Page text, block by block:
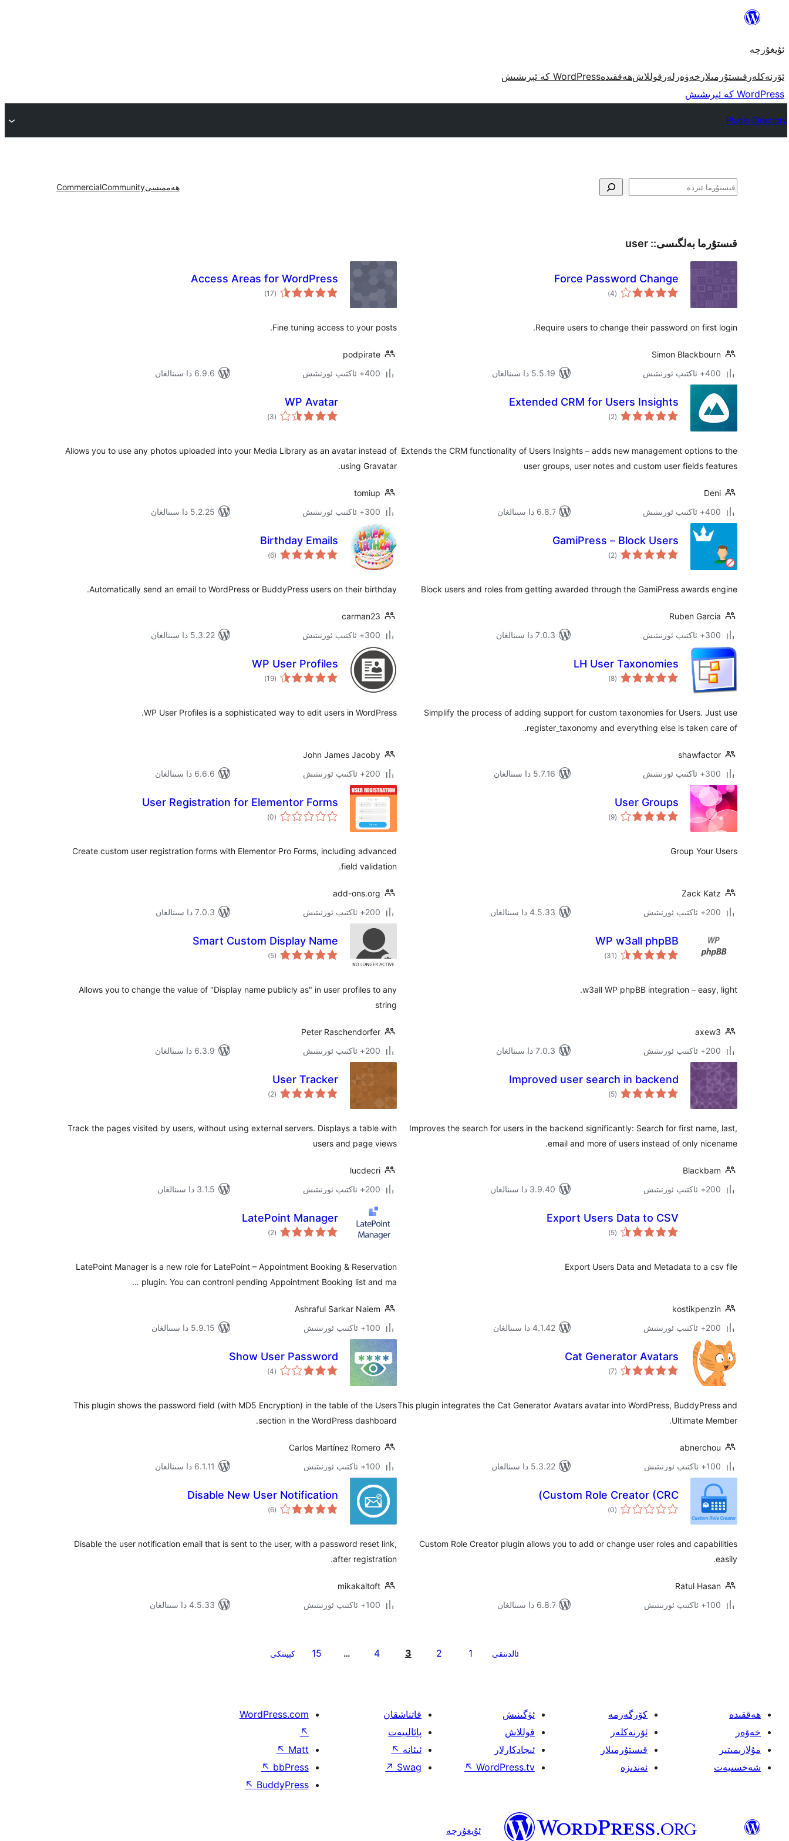
مەزمۇنغا
ئۇيغۇرچە
ئۆرنەكلەر قىستۇرمىلار خەۋەرلەر قوللاشھەققىدەWordPress كە ئېرىشىش
WordPress كە ئېرىشىش
Plugin Directory
ئىزدە ھەممىسىCommunity
Commercial
قىستۇرما بەلگىسى:: user
Force Password Change
(4 ئومۇمىي
دەرىجە
)
Require users to change their password on first login.
Simon Blackbourn
400+ ئاكتىپ ئورنىتىش
5.5.19 دا سىنالغان
Access Areas for WordPress
(17
ئومۇمىي
دەرىجە)
Fine tuning access to your posts.
podpirate
400+ ئاكتىپ ئورنىتىش
6.9.6 دا سىنالغان
Extended CRM for Users Insights
(2 ئومۇمىي
دەرىجە)
Extends the CRM functionality of Users Insights – adds new management options to the
user groups, user notes and custom user fields features
Deni
400+ ئاكتىپ ئورنىتىش
6.8.7 دا سىنالغان
WP Avatar
(3 ئومۇمىي
دەرىجە)
Allows you to use any photos uploaded into your Media Library as an avatar instead of
using Gravatar.
tomiup
300+ ئاكتىپ ئورنىتىش
5.2.25 دا سىنالغان
GamiPress – Block Users
(2 ئومۇمىي
دەرىجە)
Block users and roles from getting awarded through the GamiPress awards engine
Ruben Garcia
300+ ئاكتىپ ئورنىتىش
7.0.3 دا سىنالغان
Birthday Emails
(6 ئومۇمىي
دەرىجە
)
Automatically send an email to WordPress or BuddyPress users on their birthday.
carman23
300+ ئاكتىپ ئورنىتىش
5.3.22 دا سىنالغان
LH User Taxonomies
(8 ئومۇمىي
دەرىجە
)
Simplify the process of adding support for custom taxonomies for Users. Just use
register_taxonomy and everything else is taken care of.
shawfactor
300+ ئاكتىپ ئورنىتىش
5.7.16 دا سىنالغان
WP User Profiles
(19
ئومۇمىي
دەرىجە)
WP User Profiles is a sophisticated way to edit users in WordPress.
John James Jacoby
200+ ئاكتىپ ئورنىتىش
6.6.6 دا سىنالغان
User Groups
(9 ئومۇمىي
دەرىجە)
Group Your Users
Zack Katz
200+ ئاكتىپ ئورنىتىش
4.5.33 دا سىنالغان
User Registration for Elementor Forms
(0 ئومۇمىي
دەرىجە
)
Create custom user registration forms with Elementor Pro Forms, including advanced
field validation.
add-ons.org
200+ ئاكتىپ ئورنىتىش
7.0.3 دا سىنالغان
WP w3all phpBB
(31
ئومۇمىي
دەرىجە)
w3all WP phpBB integration – easy, light.
axew3
200+ ئاكتىپ ئورنىتىش
7.0.3 دا سىنالغان
Smart Custom Display Name
(5 ئومۇمىي
دەرىجە)
Allows you to change the value of "Display name publicly as" in user profiles to any
string
Peter Raschendorfer
200+ ئاكتىپ ئورنىتىش
6.3.9 دا سىنالغان
Improved user search in backend
(5 ئومۇمىي
دەرىجە)
Improves the search for users in the backend significantly: Search for first name, last,
email and more of users instead of only nicename.
Blackbam
200+ ئاكتىپ ئورنىتىش
3.9.40 دا سىنالغان
User Tracker
(2 ئومۇمىي
دەرىجە)
Track the pages visited by users, without using external servers. Displays a table with
users and page views
lucdecri
200+ ئاكتىپ ئورنىتىش
3.1.5 دا سىنالغان
Export Users Data to CSV
(5 ئومۇمىي
دەرىجە)
Export Users Data and Metadata to a csv file
kostikpenzin
200+ ئاكتىپ ئورنىتىش
4.1.42 دا سىنالغان
LatePoint Manager
(2 ئومۇمىي
دەرىجە)
LatePoint Manager is a new role for LatePoint – Appointment Booking & Reservation
plugin. You can contronl pending Appointment Booking list and ma …
Ashraful Sarkar Naiem
100+ ئاكتىپ ئورنىتىش
5.9.15 دا سىنالغان
Cat Generator Avatars
(7 ئومۇمىي
دەرىجە)
This plugin integrates the Cat Generator Avatars avatar into WordPress, BuddyPress and
Ultimate Member.
abnerchou
100+ ئاكتىپ ئورنىتىش
5.3.22 دا سىنالغان
Show User Password
(4 ئومۇمىي
دەرىجە
)
This plugin shows the password field (with MD5 Encryption) in the table of the Users
section in the WordPress dashboard.
Carlos Martínez Romero
100+ ئاكتىپ ئورنىتىش
6.1.11 دا سىنالغان
Custom Role Creator (CRC)
(0 ئومۇمىي
دەرىجە
)
Custom Role Creator plugin allows you to add or change user roles and capabilities
easily.
Ratul Hasan
100+ ئاكتىپ ئورنىتىش
6.8.7 دا سىنالغان
Disable New User Notification
(6 ئومۇمىي
دەرىجە
)
Disable the user notification email that is sent to the user, with a password reset link,
after registration.
mikakaltoft
100+ ئاكتىپ ئورنىتىش
4.5.33 دا سىنالغان
ئالدىنقى 1
2
3
4
…
15 كېيىنكى
ھەققىدە
خەۋەر
مۇلازىمىتىر
شەخسىيەت
كۆرگەزمە
ئۆرنەكلەر
قىستۇرمىلار
ئەندىزە
ئۈگىنىش
قوللاش
ئىجادكارلار
WordPress.tv
↖
قاتناشقان
پائالىيەت
ئىئانە ↖
Swag
↗
WordPress.com
↖
Matt
↖
bbPress
↖
BuddyPress
↖
ئۇيغۇرچە